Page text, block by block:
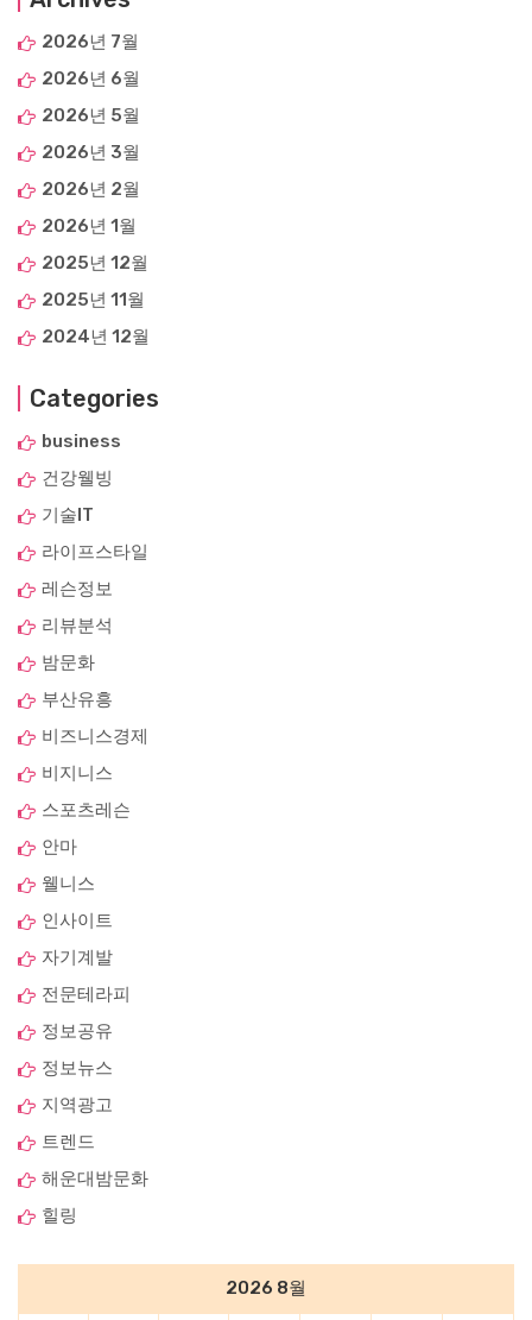
2026년 7월
2026년 6월
2026년 5월
2026년 3월
2026년 2월
2026년 1월
2025년 12월
2025년 11월
2024년 12월
Categories
business
건강웰빙
기술IT
라이프스타일
레슨정보
리뷰분석
밤문화
부산유흥
비즈니스경제
비지니스
스포츠레슨
안마
웰니스
인사이트
자기계발
전문테라피
정보공유
정보뉴스
지역광고
트렌드
해운대밤문화
힐링
2026 8월